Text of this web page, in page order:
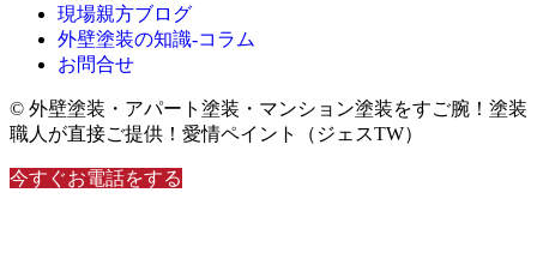
現場親方ブログ
外壁塗装の知識‐コラム
お問合せ
© 外壁塗装・アパート塗装・マンション塗装をすご腕！塗装
職人が直接ご提供！愛情ペイント（ジェスTW）
今すぐお電話をする